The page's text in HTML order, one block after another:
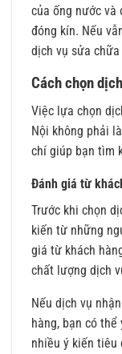
của ống nước và
đóng kín. Nếu
dịch vụ sửa
Cách chọn
Việc lựa chọn
Nội không phải
chí giúp bạn tìm
Đánh giá từ
Trước khi chọn
kiến từ những
giá từ khách
chất lượng dịch
Nếu dịch vụ
hàng, bạn có
nhiều ý kiến tiêu